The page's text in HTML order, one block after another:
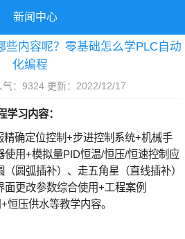
新闻中心
些内容呢？零基础怎么学PLC自动
化编程
气：9324 更新：2022/12/17
学习内容：
确定位控制+步进控制系统+机械手
用+模拟量PID恒温/恒压/恒速控制应
圆弧插补）、走五角星（直线插补）
更改参数综合使用+工程案例
恒压供水等教学内容。